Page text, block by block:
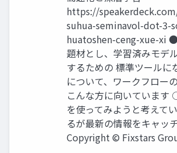
https://
suhua-seminavol-dot-3-
huatoshen-ceng-xue-xi
題材とし、学習済みモデ
するための 標準ツールに
について、ワークフロー
こんな方に向いています
を使ってみようと考えて
るが最新の情報をキャッ
Copyright © Fixstars